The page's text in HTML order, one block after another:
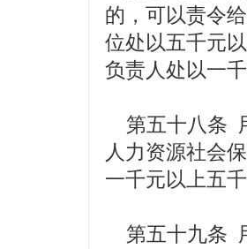
的，可以责令
位处以五千元
负责人处以一
第五十八条
人力资源社会
一千元以上五
第五十九条